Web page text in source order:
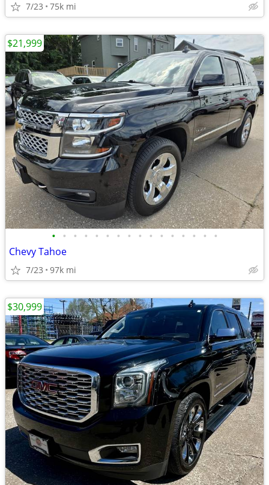
7/23 75k mi
• • • • • • • • • • • • • • • •
Chevy Tahoe
7/23 97k mi
$21,999
$30,999